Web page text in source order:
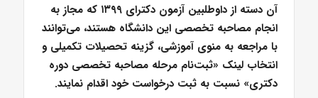
آن دسته از داوطلبین آزمون دکترای ۱۳۹۹ که مجاز به
انجام مصاحبه تخصصی این دانشگاه هستند، می‌توانند
با مراجعه به منوی آموزشی، گزینه تحصیلات تکمیلی و
انتخاب لینک «ثبت‌نام مرحله مصاحبه تخصصی دوره
دکتری» نسبت به ثبت درخواست خود اقدام نمایند.